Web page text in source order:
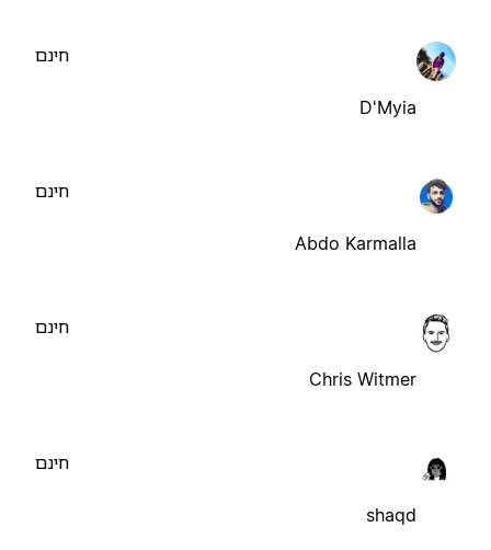
D'Myia
חינם
Abdo Karmalla
חינם
Chris Witmer
חינם
shaqd
חינם